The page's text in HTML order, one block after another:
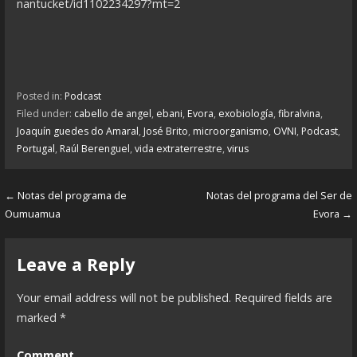
nantucket/id1102234297?mt=2
Posted in: Podcast
Filed under: cabello de angel, ebani, Evora, exobiología, fibralvina,
Joaquín guedes do Amaral, José Brito, microorganismo, OVNI, Podcast,
Portugal, Raúl Berenguel, vida extraterrestre, virus
P
n
a
← Notas del programa de
Oumuamua
Notas del programa del Ser de
Evora →
Leave a Reply
Your email address will not be published. Required fields are
marked *